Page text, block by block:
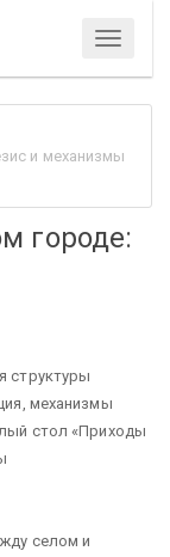
Menu
и механизмы
городе:
структуры
механизмы
стол «Приходы
селом и